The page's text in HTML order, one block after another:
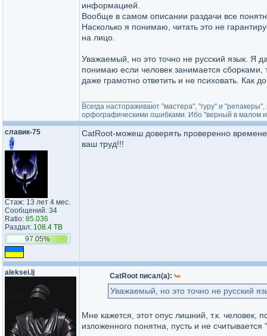
информацией.
Вообще в самом описании раздачи все
Насколько я понимаю, читать это не
на лицо.
Уважаемый, но это точно не русский язык. Я
понимаю если человек занимается сборками,
даже грамотно ответить и не психовать. Как
Всегда настораживают "мастера", "гуру" и
орфографическими ошибками. Ибо "верный в малом
славик-75
Стаж: 13 лет 4 мес.
Сообщений: 34
Ratio: 85.036
Раздал: 108.4 TB
97.05%
CatRoot-можеш доверять проверенно
ваш труд!!!
aleksei.lj CatRoot писал(а):
Уважаемый, но это точно не русский
Мне кажется, этот опус лишний, т.к. человек,
изложенного понятна, пусть и не